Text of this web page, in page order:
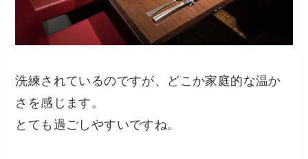
洗練されているのですが、どこか家庭的な温か
さを感じます。
とても過ごしやすいですね。